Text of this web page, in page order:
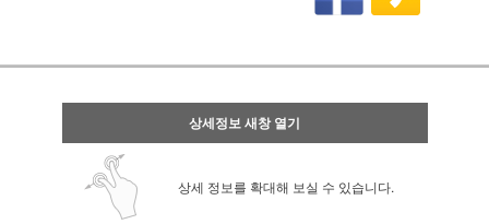
상세정보 새창 열기
상세 정보를 확대해 보실 수 있습니다.